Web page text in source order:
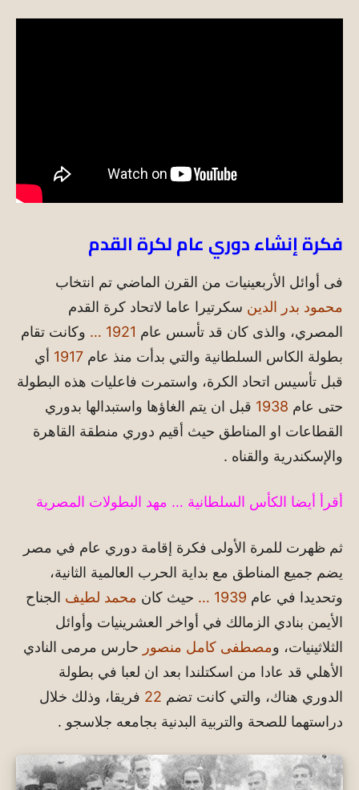
فكرة إنشاء دوري عام لكرة القدم
فى أوائل الأربعينيات من القرن الماضي تم انتخاب
محمود بدر الدين سكرتيرا عاما لاتحاد كرة القدم
المصري، والذى كان قد تأسس عام 1921 …
وكانت تقام
بطولة الكاس السلطانية والتي بدأت منذ عام 1917 أي
قبل تأسيس اتحاد الكرة، واستمرت فاعليات هذه البطولة
حتى عام 1938 قبل ان يتم الغاؤها واستبدالها بدوري
القطاعات او المناطق حيث أقيم دوري منطقة القاهرة
والإسكندرية والقناه .
أقرأ أيضا الكأس السلطانية … مهد البطولات المصرية
ثم ظهرت للمرة الأولى فكرة إقامة دوري عام في مصر
يضم جميع المناطق مع بداية الحرب العالمية الثانية،
وتحديدا في عام 1939 … حيث كان محمد لطيف الجناح
الأيمن بنادي الزمالك في أواخر العشرينيات وأوائل
الثلاثينيات، ومصطفى كامل منصور حارس مرمى النادي
الأهلي قد عادا من اسكتلندا بعد ان لعبا في بطولة
الدوري هناك، والتي كانت تضم 22 فريقا، وذلك خلال
دراستهما للصحة والتربية البدنية بجامعه جلاسجو .